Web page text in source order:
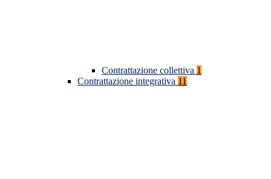
Contrattazione collettiva 1
Contrattazione integrativa 11